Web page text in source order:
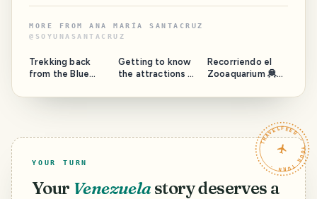
MORE FROM ANA MARÍA SANTACRUZ
@ SOYUNASANTACRUZ
Trekking back
from the Blue
Getting to know
the attractions of
Conociendo las
Recorriendo el
Zooaquarium 🦧🐴
TRAVELFEED · YOUR TURN ·
YOUR TURN
Your Venezuela story deserves a